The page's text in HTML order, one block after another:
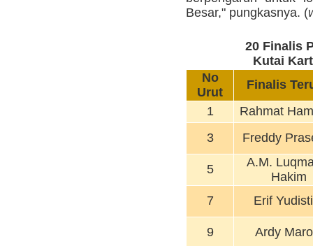
Besar," pungkasnya. (
20 Finalis
Kutai
No
Urut
Finalis
1
Rahmat
3
Freddy
5
A.M.
Hakim
7
Erif
9
Ardy